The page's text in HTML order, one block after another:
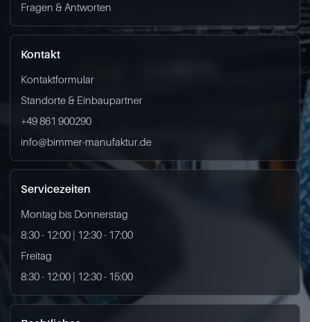
Fragen & Antworten
Kontakt
Kontaktformular
Standorte & Einbaupartner
+49 861 900290
info@bimmer-manufaktur.de
Servicezeiten
Montag bis Donnerstag
8:30 - 12:00 | 12:30 - 17:00
Freitag
8:30 - 12:00 | 12:30 - 15:00